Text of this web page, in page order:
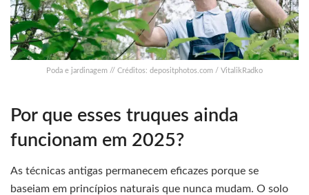
Poda e jardinagem // Créditos: depositphotos.com / VitalikRadko
Por que esses truques ainda
funcionam em 2025?
As técnicas antigas permanecem eficazes porque se
baseiam em princípios naturais que nunca mudam. O solo